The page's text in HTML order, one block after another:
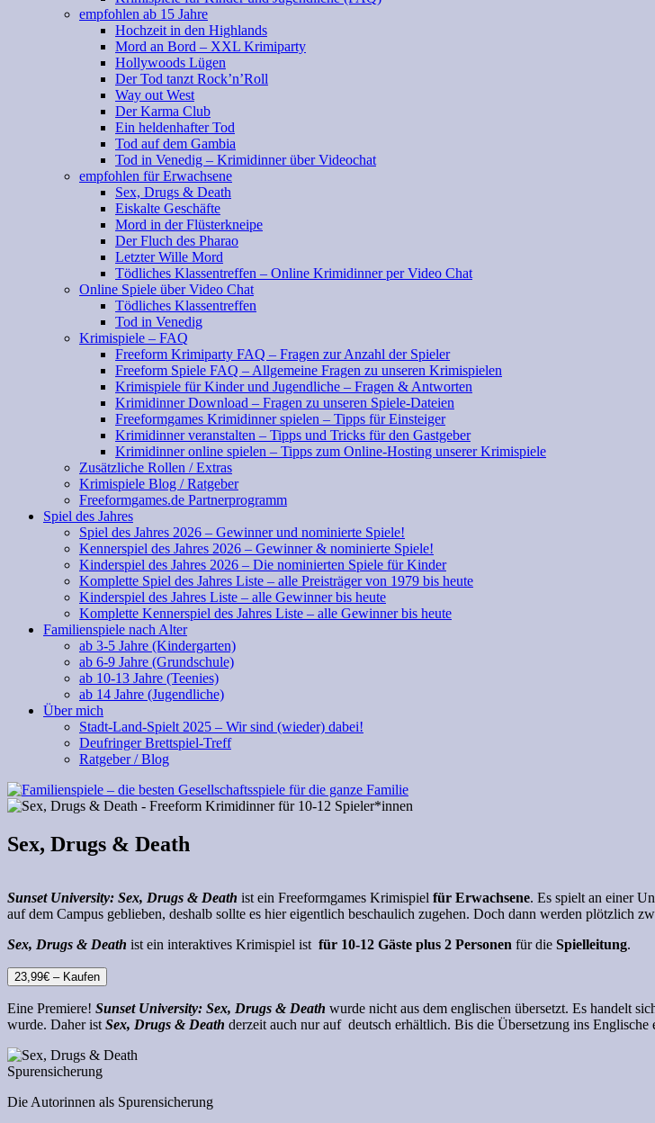
empfohlen ab 15 Jahre
Hochzeit in den Highlands
Mord an Bord – XXL Krimiparty
Hollywoods Lügen
Der Tod tanzt Rock’n’Roll
Way out West
Der Karma Club
Ein heldenhafter Tod
Tod auf dem Gambia
Tod in Venedig – Krimidinner über Videochat
empfohlen für Erwachsene
Sex, Drugs & Death
Eiskalte Geschäfte
Mord in der Flüsterkneipe
Der Fluch des Pharao
Letzter Wille Mord
Tödliches Klassentreffen – Online Krimidinner per Video Chat
Online Spiele über Video Chat
Tödliches Klassentreffen
Tod in Venedig
Krimispiele – FAQ
Freeform Krimiparty FAQ – Fragen zur Anzahl der Spieler
Freeform Spiele FAQ – Allgemeine Fragen zu unseren Krimispielen
Krimispiele für Kinder und Jugendliche – Fragen & Antworten
Krimidinner Download – Fragen zu unseren Spiele-Dateien
Freeformgames Krimidinner spielen – Tipps für Einsteiger
Krimidinner veranstalten – Tipps und Tricks für den Gastgeber
Krimidinner online spielen – Tipps zum Online-Hosting unserer Krimispiele
Zusätzliche Rollen / Extras
Krimispiele Blog / Ratgeber
Freeformgames.de Partnerprogramm
Spiel des Jahres
Spiel des Jahres 2026 – Gewinner und nominierte Spiele!
Kennerspiel des Jahres 2026 – Gewinner & nominierte Spiele!
Kinderspiel des Jahres 2026 – Die nominierten Spiele für Kinder
Komplette Spiel des Jahres Liste – alle Preisträger von 1979 bis heute
Kinderspiel des Jahres Liste – alle Gewinner bis heute
Komplette Kennerspiel des Jahres Liste – alle Gewinner bis heute
Familienspiele nach Alter
ab 3-5 Jahre (Kindergarten)
ab 6-9 Jahre (Grundschule)
ab 10-13 Jahre (Teenies)
ab 14 Jahre (Jugendliche)
Über mich
Stadt-Land-Spielt 2025 – Wir sind (wieder) dabei!
Deufringer Brettspiel-Treff
Ratgeber / Blog
Sex, Drugs & Death
Sunset University: Sex, Drugs & Death ist ein Freeformgames Krimispiel für Erwachsene. Es spielt an einer
auf dem Campus geblieben, deshalb sollte es hier eigentlich beschaulich zugehen. Doch dann werden plötzlich
Sex, Drugs & Death ist ein interaktives Krimispiel ist für 10-12 Gäste plus 2 Personen für die Spielleitung.
23,99€ – Kaufen
Eine Premiere! Sunset University: Sex, Drugs & Death wurde nicht aus dem englischen übersetzt. Es handelt
wurde. Daher ist Sex, Drugs & Death derzeit auch nur auf deutsch erhältlich. Bis die Übersetzung ins
Die Autorinnen als Spurensicherung